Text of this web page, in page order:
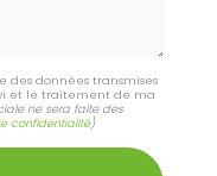
des données transmises
et le traitement de ma
ne sera faite des
confidentialité)